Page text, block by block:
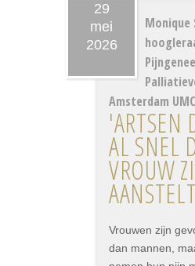
29
mei
2026
Monique
Amsterdam UMC
'ARTSEN
AL SNEL
VROUW
Vrouwen zijn
dan mannen,